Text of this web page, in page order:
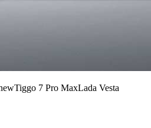
7 Pro MaxLada Vesta